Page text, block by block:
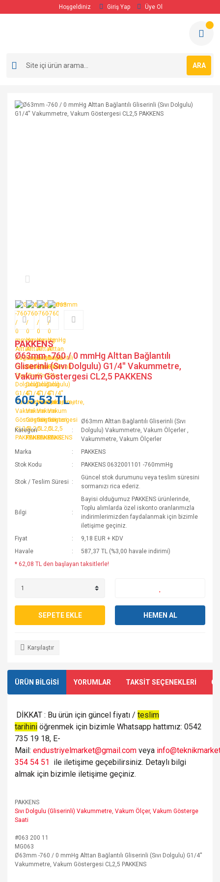
Hoşgeldiniz Giriş Yap Üye Ol
ARA
PAKKENS
Ø63mm -760 / 0 mmHg Alttan Bağlantılı
Gliserinli (Sıvı Dolgulu) G1/4'' Vakummetre,
Vakum Göstergesi CL2,5 PAKKENS
605,53 TL
Kategori
Ø63mm Alttan Bağlantılı Gliserinli (Sıvı
Dolgulu) Vakummetre, Vakum Ölçerler ,
Vakummetre, Vakum Ölçerler
Marka
PAKKENS
Stok Kodu
PAKKENS 0632001101 -760mmHg
Stok / Teslim Süresi
Güncel stok durumunu veya teslim süresini
sormanızı rica ederiz.
Bilgi
Bayisi olduğumuz PAKKENS ürünlerinde,
Toplu alımlarda özel iskonto oranlarımızla
indirimlerimizden faydalanmak için bizimle
iletişime geçiniz.
Fiyat
9,18 EUR + KDV
Havale
587,37 TL (%3,00 havale indirimi)
* 62,08 TL den başlayan taksitlerle!
SEPETE EKLE HEMEN AL
Karşılaştır
ÜRÜN BİLGİSİ YORUMLAR TAKSİT SEÇENEKLERİ
DİKKAT : Bu ürün için güncel fiyatı / teslim
tarihini öğrenmek için bizimle Whatsapp hattımız: 0542
735 19 18, E-
Mail: endustriyelmarket@gmail.com veya
354 54 51 ile iletişime geçebilirsiniz. Detaylı bilgi
almak için bizimle iletişime geçiniz.
PAKKENS
Sıvı Dolgulu (Gliserinli) Vakummetre, Vakum Ölçer, Vakum Gösterge
Saati
#063 200 11
MG063
Ø63mm -760 / 0 mmHg Alttan Bağlantılı Gliserinli (Sıvı Dolgulu) G1/4''
Vakummetre, Vakum Göstergesi CL2,5 PAKKENS